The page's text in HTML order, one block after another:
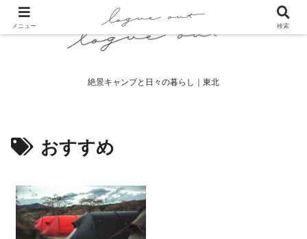
絶景キャンプと日々の暮らし｜東北
おすすめ
メニュー 検索